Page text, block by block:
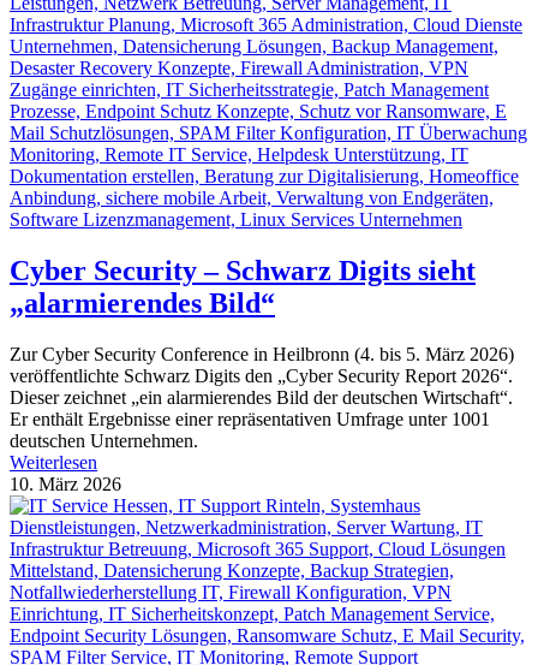
Cyber Security – Schwarz Digits sieht
„alarmierendes Bild“
Zur Cyber Security Conference in Heilbronn (4. bis 5. März 2026)
veröffentlichte Schwarz Digits den „Cyber Security Report 2026“.
Dieser zeichnet „ein alarmierendes Bild der deutschen Wirtschaft“.
Er enthält Ergebnisse einer repräsentativen Umfrage unter 1001
deutschen Unternehmen.
Weiterlesen
10. März 2026